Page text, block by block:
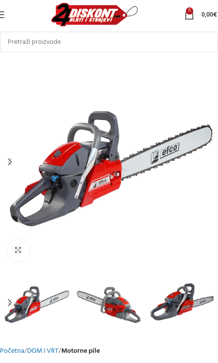
0 0,00€
Početna DOM I VRT Motorne pile